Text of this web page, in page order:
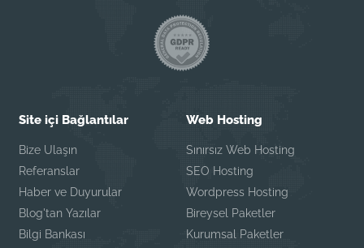
Site içi Bağlantılar
Bize Ulaşın
Referanslar
Haber ve Duyurular
Blog'tan Yazılar
Bilgi Bankası
Web Hosting
Sınırsız Web Hosting
SEO Hosting
Wordpress Hosting
Bireysel Paketler
Kurumsal Paketler